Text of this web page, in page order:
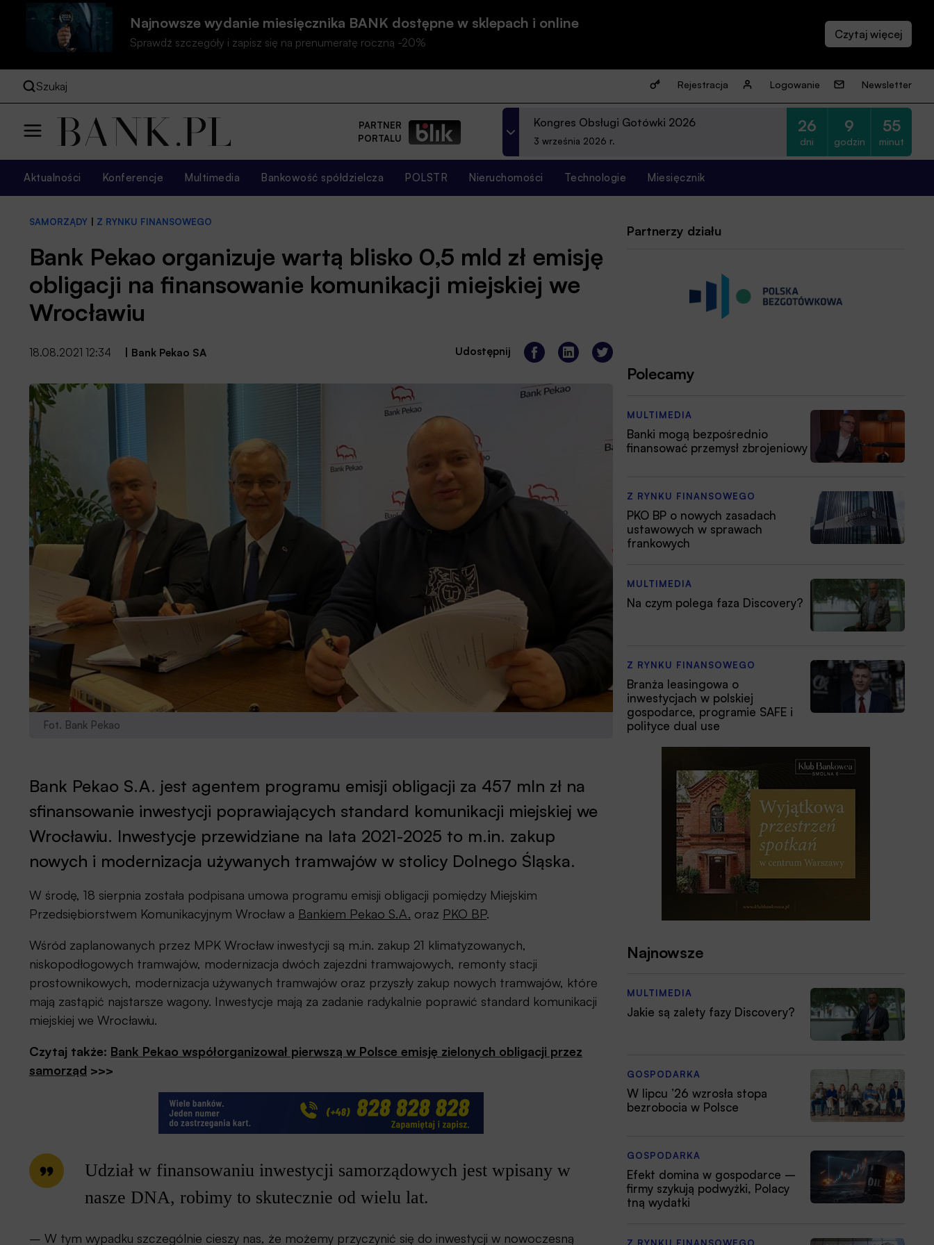
Najnowsze wydanie miesięcznika BANK dostępne w sklepach i online
Sprawdź szczegóły i zapisz się na prenumeratę roczną -20%
Szukaj Rejestracja Logowanie Newsletter
PARTNER
PORTALU
Kongres Obsługi Gotówki 2026
3 września 2026 r.
26
dni
9
godzin
55
minut
Aktualności Konferencje Multimedia Bankowość spółdzielcza POLSTR Nieruchomości Technologie Miesięcznik
SAMORZĄDY | Z RYNKU FINANSOWEGO
Bank Pekao organizuje wartą blisko 0,5 mld zł emisję
obligacji na finansowanie komunikacji miejskiej we
Wrocławiu
18.08.2021 12:34 Bank Pekao SA Udostępnij
Fot. Bank Pekao
Bank Pekao S.A. jest agentem programu emisji obligacji za 457 mln zł na
sfinansowanie inwestycji poprawiających standard komunikacji miejskiej we
Wrocławiu. Inwestycje przewidziane na lata 2021-2025 to m.in. zakup
nowych i modernizacja używanych tramwajów w stolicy Dolnego Śląska.
W środę, 18 sierpnia została podpisana umowa programu emisji obligacji pomiędzy Miejskim
Przedsiębiorstwem Komunikacyjnym Wrocław a Bankiem Pekao S.A. oraz PKO BP.
Wśród zaplanowanych przez MPK Wrocław inwestycji są m.in. zakup 21 klimatyzowanych,
niskopodłogowych tramwajów, modernizacja dwóch zajezdni tramwajowych, remonty stacji
prostownikowych, modernizacja używanych tramwajów oraz przyszły zakup nowych tramwajów, które
mają zastąpić najstarsze wagony. Inwestycje mają za zadanie radykalnie poprawić standard komunikacji
miejskiej we Wrocławiu.
Czytaj także: Bank Pekao współorganizował pierwszą w Polsce emisję zielonych obligacji przez
samorząd >>>
Udział w finansowaniu inwestycji samorządowych jest wpisany w
nasze DNA, robimy to skutecznie od wielu lat.
– W tym wypadku szczególnie cieszy nas, że możemy przyczynić się do inwestycji w nowoczesną
Partnerzy działu
Polecamy
MULTIMEDIA
Banki mogą bezpośrednio
finansować przemysł zbrojeniowy
Z RYNKU FINANSOWEGO
PKO BP o nowych zasadach
ustawowych w sprawach
frankowych
MULTIMEDIA
Na czym polega faza Discovery?
Z RYNKU FINANSOWEGO
Branża leasingowa o
inwestycjach w polskiej
gospodarce, programie SAFE i
polityce dual use
Najnowsze
MULTIMEDIA
Jakie są zalety fazy Discovery?
GOSPODARKA
W lipcu ’26 wzrosła stopa
bezrobocia w Polsce
GOSPODARKA
Efekt domina w gospodarce –
firmy szykują podwyżki, Polacy
tną wydatki